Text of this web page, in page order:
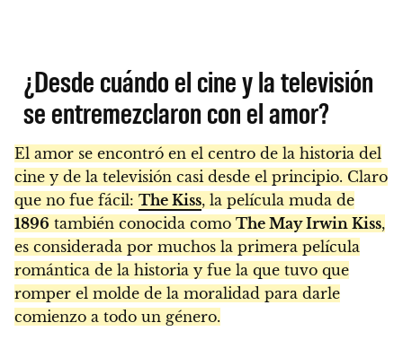
¿Desde cuándo el cine y la televisión
se entremezclaron con el amor?
El amor se encontró en el centro de la historia del
cine y de la televisión casi desde el principio. Claro
que no fue fácil: The Kiss, la película muda de
1896 también conocida como The May Irwin Kiss,
es considerada por muchos la primera película
romántica de la historia y fue la que tuvo que
romper el molde de la moralidad para darle
comienzo a todo un género.